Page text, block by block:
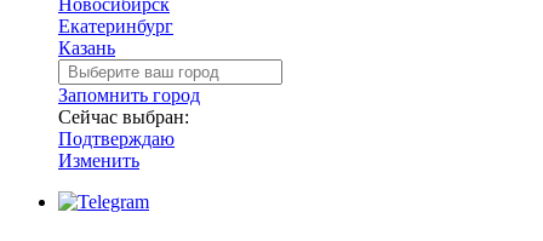
Новосибирск
Екатеринбург
Казань
Запомнить город
Сейчас выбран:
Подтверждаю
Изменить